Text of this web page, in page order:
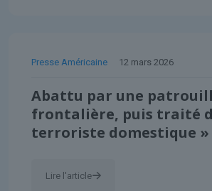
Presse Américaine 12 mars 2026
Abattu par une
frontalière, puis traité
terroriste domestique »
Lire l'article